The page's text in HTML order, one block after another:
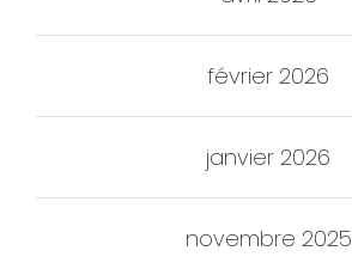
février 2026
janvier 2026
novembre 2025